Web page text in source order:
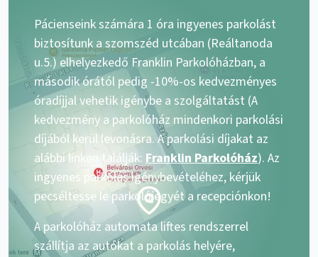
Pácienseink számára 1 óra ingyenes parkolást
biztosítunk a szomszéd utcában (Reáltanoda
u.5.) elhelyezkedő Franklin Parkolóházban, a
második órától pedig -10%-os kedvezményes
óradíjjal vehetik igénybe a szolgáltatást (A
kedvezmény a parkolóház mindenkori parkolási
díjából kerül levonásra. A parkolási díjakat az
alábbi linken találják: Franklin Parkolóház). Az
ingyenes parkolás igénybevételéhez, kérjük
pecséltesse le parkolójegyét a recepciónkon!
A parkolóház automata liftes rendszerrel
szállítja az autókat a parkolás helyére,